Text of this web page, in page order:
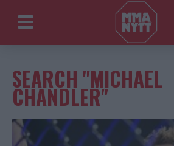
SEARCH "MICHAEL
CHANDLER"